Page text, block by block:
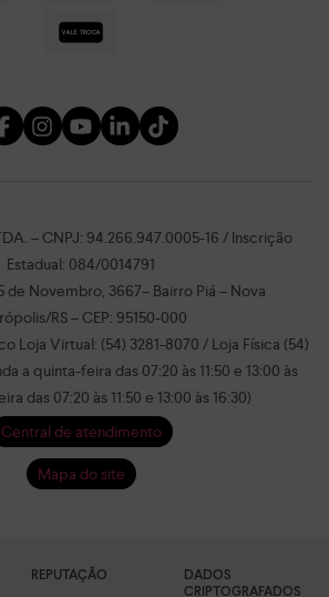
– CNPJ: 94.266.947.0005-16 / Inscrição
Estadual: 084/0014791
de Novembro, 3667– Bairro Piá – Nova
RS – CEP: 95150-000
Loja Virtual: (54) 3281-8070 / Loja Física (54)
a quinta-feira das 07:20 às 11:50 e 13:00 às
das 07:20 às 11:50 e 13:00 às 16:30)
Central de atendimento
Mapa do site
REPUTAÇÃO
DADOS
CRIPTOGRAFADOS